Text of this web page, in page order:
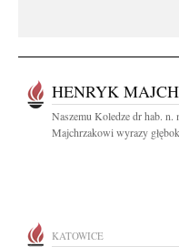
HENRYK
Naszemu Koledze dr hab.
Majchrzakowi wyrazy
KATOWICE